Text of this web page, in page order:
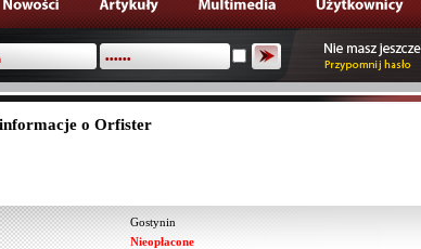
o Orfister
Gostynin
Nieopłacone